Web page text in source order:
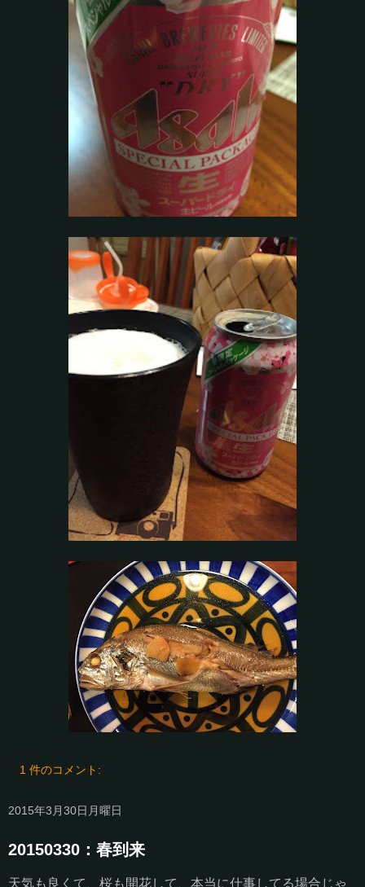
1 件のコメント:
2015年3月30日月曜日
20150330：春到来
天気も良くて、桜も開花して、本当に仕事してる場合じゃ